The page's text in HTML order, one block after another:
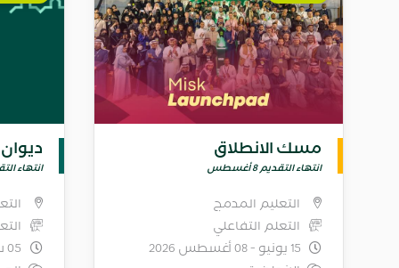
مسك الانطلاق
انتهاء التقديم 8 أغسطس
التعليم المدمج
التعلم التفاعلي
15 يونيو - 08 أغسطس 2026
ديوان
انتهاء التقديم
05 سبتمبر 2026 - 31 يناير 2027